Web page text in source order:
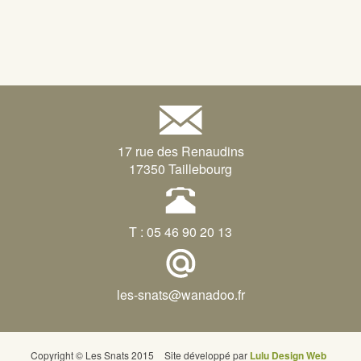
17 rue des Renaudins
17350 Taillebourg
T : 05 46 90 20 13
les-snats@wanadoo.fr
Copyright © Les Snats 2015 Site développé par Lulu Design Web